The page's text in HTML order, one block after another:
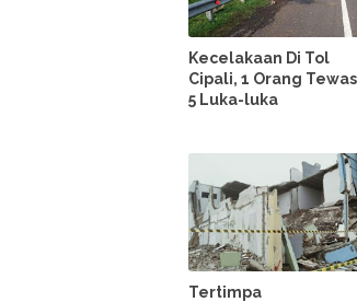
Kecelakaan Di Tol
Cipali, 1 Orang Tewas
5 Luka-luka
Tertimpa